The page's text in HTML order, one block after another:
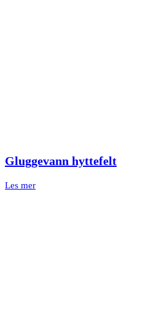
Gluggevann hyttefelt
Les mer